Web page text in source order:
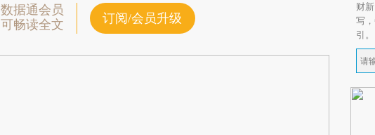
数据通会员
可畅读全文
订阅/会员升级
财
写
引。